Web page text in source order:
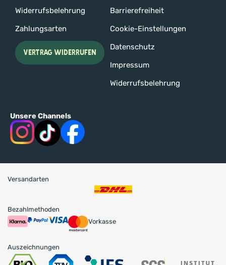
Widerrufsbelehrung
Zahlungsarten
VERTRAG WIDERRUFEN
Barrierefreiheit
Cookie-Einstellungen
Datenschutz
Impressum
Widerrufsbelehrung
Unsere Channels
Versandarten
Bezahlmethoden
Vorkasse
Auszeichnungen